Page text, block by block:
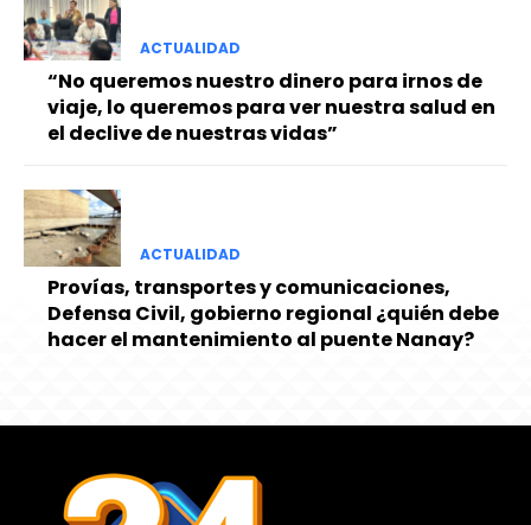
ACTUALIDAD
“No queremos nuestro dinero para irnos de
viaje, lo queremos para ver nuestra salud en
el declive de nuestras vidas”
ACTUALIDAD
Provías, transportes y comunicaciones,
Defensa Civil, gobierno regional ¿quién debe
hacer el mantenimiento al puente Nanay?